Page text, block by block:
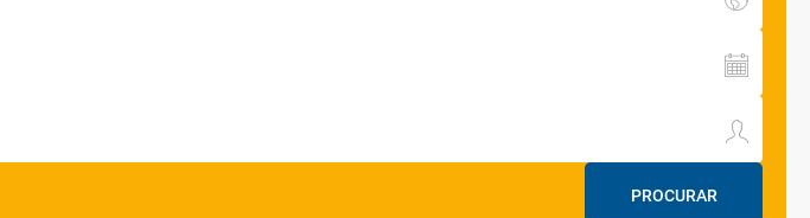
PROCURAR